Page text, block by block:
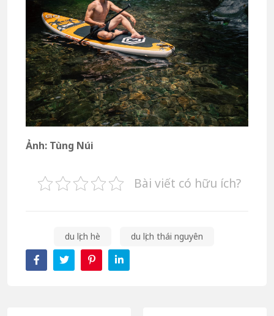
Ảnh: Tùng Núi
Bài viết có hữu ích?
du lịch hè du lịch thái nguyên